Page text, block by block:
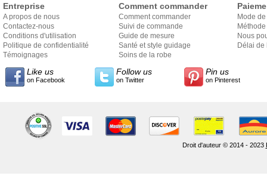
Entreprise
A propos de nous
Contactez-nous
Conditions d'utilisation
Politique de confidentialité
Témoignages
Comment commander
Comment commander
Suivi de commande
Guide de mesure
Santé et style guidage
Soins de la robe
Mode
Nous
Délai de
Like us
on Facebook
Follow us
on Twitter
Pin us
on Pinterest
Droit d'auteur © 2014 - 2023